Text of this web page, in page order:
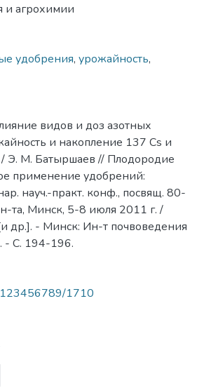
и агрохимии
удобрения, урожайность,
видов и доз азотных
и накопление 137 Cs и
Э. М. Батыршаев // Плодородие
применение удобрений:
науч.-практ. конф., посвящ. 80-
та, Минск, 5-8 июля 2011 г. /
др.]. - Минск: Ин-т почвоведения
- С. 194-196.
123456789/1710